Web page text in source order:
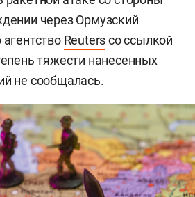
через Ормузский
Reutersсо ссылкой
тяжести нанесенных
не сообщалась.